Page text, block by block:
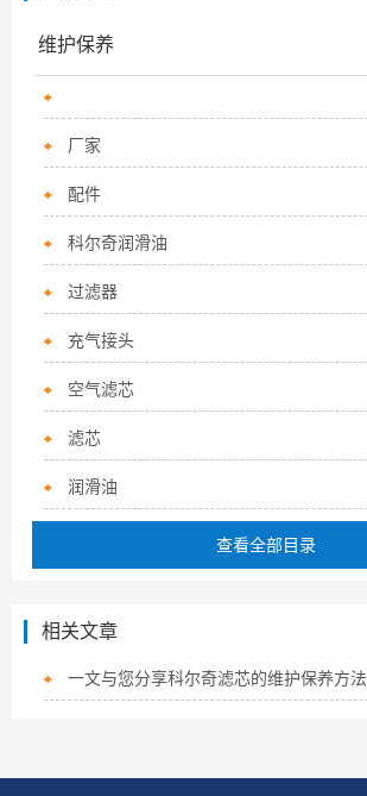
维护保养
厂家
配件
科尔奇润滑油
过滤器
充气接头
空气滤芯
滤芯
润滑油
查看全部目录
相关文章
一文与您分享科尔奇滤芯的维护保养方法